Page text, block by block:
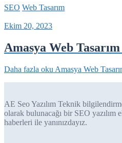
SEO Web Tasarım
Ekim 20, 2023
Amasya Web Tasarım
Daha fazla oku Amasya Web
AE Seo Yazılım Teknik
olarak bulunacağı bir SEO yazılım
haberleri ile yanınızdayız.